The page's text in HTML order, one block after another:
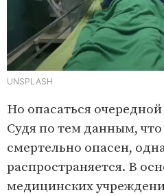
UNSPLASH
Но опасаться
Судя по тем данным, что
смертельно опасен,
распространяется. В
медицинских